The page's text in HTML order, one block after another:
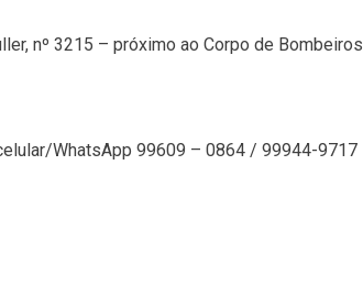
nº 3215 – próximo ao Corpo de Bombeiros
WhatsApp 99609 – 0864 / 99944-9717